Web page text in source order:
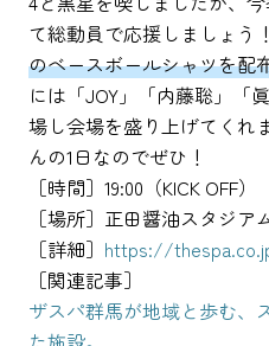
て総動員で応援しましょう！
のベースボールシャツを配
には「JOY」「内藤聡」「
場し会場を盛り上げてくれ
んの1日なのでぜひ！
［時間］19:00（KICK OFF）
［場所］正田醤油スタジア
［詳細］ https://
［関連記事］
ザスパ群馬が地域と歩む、